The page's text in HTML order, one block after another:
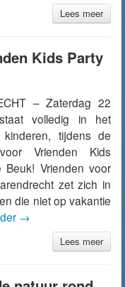
Lees meer
Kids Party
– Zaterdag 22
volledig in het
tijdens de
Vrienden Kids
Beuk! Vrienden voor
zet zich in
die niet op vakantie
→
Lees meer